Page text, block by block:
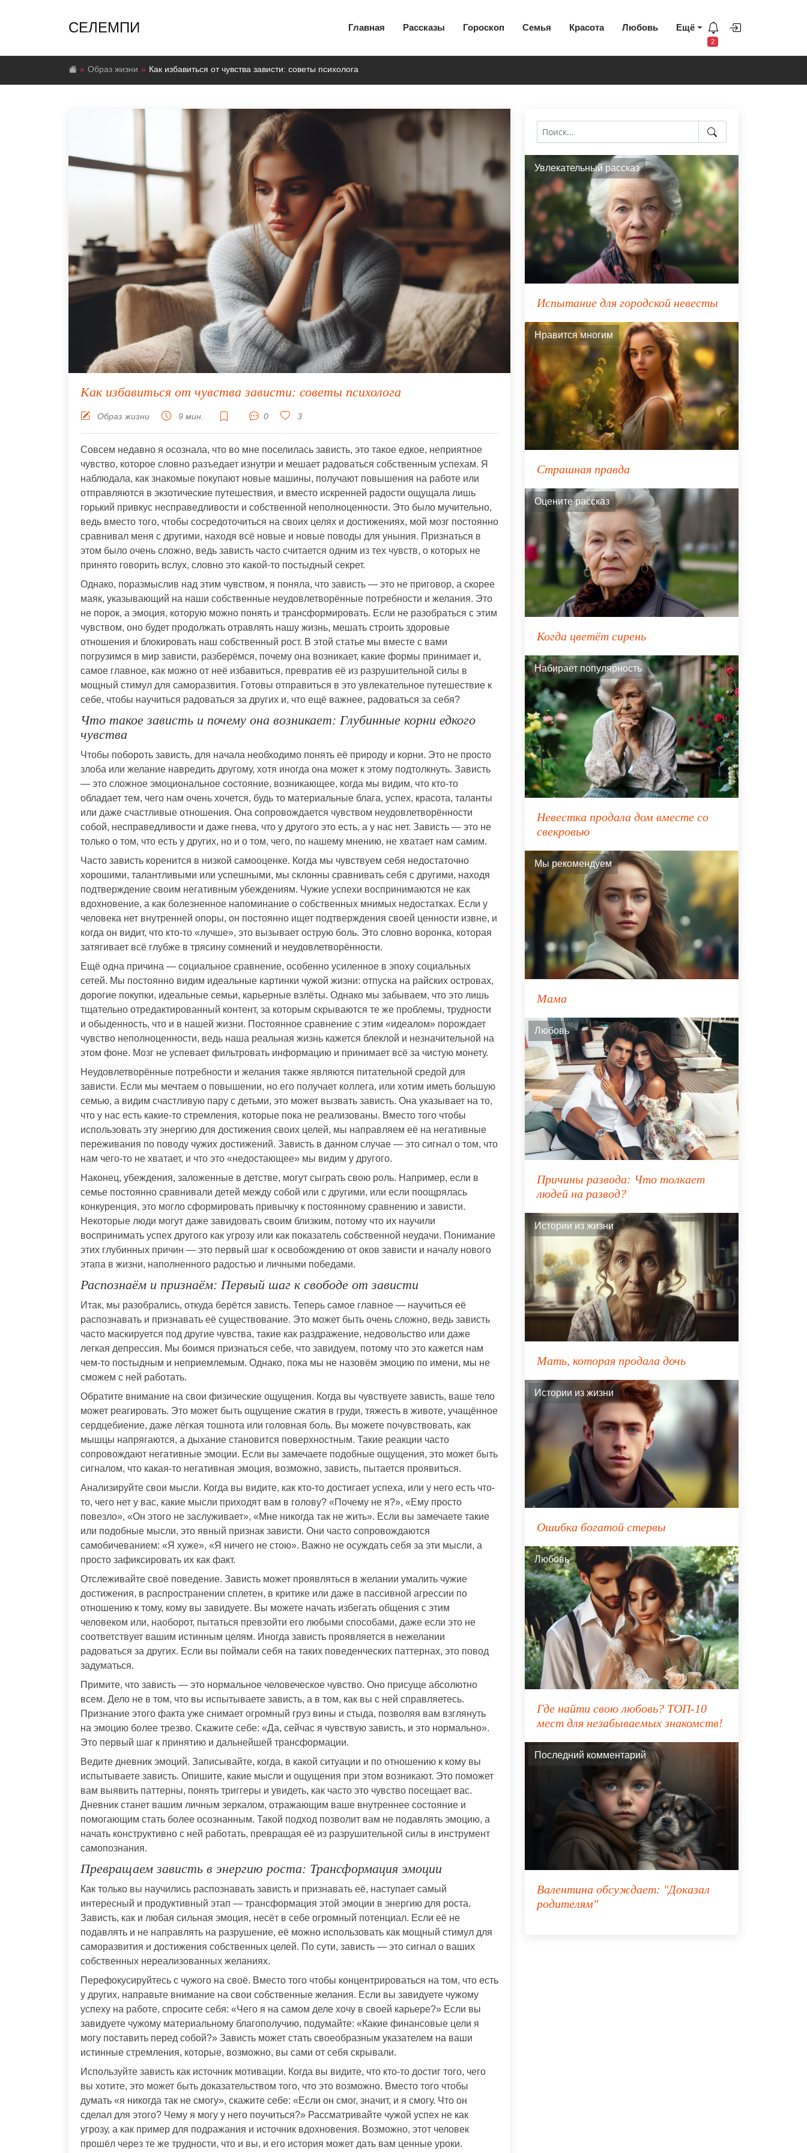
СЕЛЕМПИ Главная Рассказы Гороскоп Семья Красота Любовь Ещё
2
Образ жизни Как избавиться от чувства зависти: советы психолога
Как избавиться от чувства зависти: советы психолога
Образ жизни 9 мин. 0 3
Совсем недавно я осознала, что во мне поселилась зависть, это такое едкое, неприятное
чувство, которое словно разъедает изнутри и мешает радоваться собственным успехам. Я
наблюдала, как знакомые покупают новые машины, получают повышения на работе или
отправляются в экзотические путешествия, и вместо искренней радости ощущала лишь
горький привкус несправедливости и собственной неполноценности. Это было мучительно,
ведь вместо того, чтобы сосредоточиться на своих целях и достижениях, мой мозг постоянно
сравнивал меня с другими, находя всё новые и новые поводы для уныния. Признаться в
этом было очень сложно, ведь зависть часто считается одним из тех чувств, о которых не
принято говорить вслух, словно это какой-то постыдный секрет.
Однако, поразмыслив над этим чувством, я поняла, что зависть — это не приговор, а скорее
маяк, указывающий на наши собственные неудовлетворённые потребности и желания. Это
не порок, а эмоция, которую можно понять и трансформировать. Если не разобраться с этим
чувством, оно будет продолжать отравлять нашу жизнь, мешать строить здоровые
отношения и блокировать наш собственный рост. В этой статье мы вместе с вами
погрузимся в мир зависти, разберёмся, почему она возникает, какие формы принимает и,
самое главное, как можно от неё избавиться, превратив её из разрушительной силы в
мощный стимул для саморазвития. Готовы отправиться в это увлекательное путешествие к
себе, чтобы научиться радоваться за других и, что ещё важнее, радоваться за себя?
Что такое зависть и почему она возникает: Глубинные корни едкого
чувства
Чтобы побороть зависть, для начала необходимо понять её природу и корни. Это не просто
злоба или желание навредить другому, хотя иногда она может к этому подтолкнуть. Зависть
— это сложное эмоциональное состояние, возникающее, когда мы видим, что кто-то
обладает тем, чего нам очень хочется, будь то материальные блага, успех, красота, таланты
или даже счастливые отношения. Она сопровождается чувством неудовлетворённости
собой, несправедливости и даже гнева, что у другого это есть, а у нас нет. Зависть — это не
только о том, что есть у других, но и о том, чего, по нашему мнению, не хватает нам самим.
Часто зависть коренится в низкой самооценке. Когда мы чувствуем себя недостаточно
хорошими, талантливыми или успешными, мы склонны сравнивать себя с другими, находя
подтверждение своим негативным убеждениям. Чужие успехи воспринимаются не как
вдохновение, а как болезненное напоминание о собственных мнимых недостатках. Если у
человека нет внутренней опоры, он постоянно ищет подтверждения своей ценности извне, и
когда он видит, что кто-то «лучше», это вызывает острую боль. Это словно воронка, которая
затягивает всё глубже в трясину сомнений и неудовлетворённости.
Ещё одна причина — социальное сравнение, особенно усиленное в эпоху социальных
сетей. Мы постоянно видим идеальные картинки чужой жизни: отпуска на райских островах,
дорогие покупки, идеальные семьи, карьерные взлёты. Однако мы забываем, что это лишь
тщательно отредактированный контент, за которым скрываются те же проблемы, трудности
и обыденность, что и в нашей жизни. Постоянное сравнение с этим «идеалом» порождает
чувство неполноценности, ведь наша реальная жизнь кажется блеклой и незначительной на
этом фоне. Мозг не успевает фильтровать информацию и принимает всё за чистую монету.
Неудовлетворённые потребности и желания также являются питательной средой для
зависти. Если мы мечтаем о повышении, но его получает коллега, или хотим иметь большую
семью, а видим счастливую пару с детьми, это может вызвать зависть. Она указывает на то,
что у нас есть какие-то стремления, которые пока не реализованы. Вместо того чтобы
использовать эту энергию для достижения своих целей, мы направляем её на негативные
переживания по поводу чужих достижений. Зависть в данном случае — это сигнал о том, что
нам чего-то не хватает, и что это «недостающее» мы видим у другого.
Наконец, убеждения, заложенные в детстве, могут сыграть свою роль. Например, если в
семье постоянно сравнивали детей между собой или с другими, или если поощрялась
конкуренция, это могло сформировать привычку к постоянному сравнению и зависти.
Некоторые люди могут даже завидовать своим близким, потому что их научили
воспринимать успех другого как угрозу или как показатель собственной неудачи. Понимание
этих глубинных причин — это первый шаг к освобождению от оков зависти и началу нового
этапа в жизни, наполненного радостью и личными победами.
Распознаём и признаём: Первый шаг к свободе от зависти
Итак, мы разобрались, откуда берётся зависть. Теперь самое главное — научиться её
распознавать и признавать её существование. Это может быть очень сложно, ведь зависть
часто маскируется под другие чувства, такие как раздражение, недовольство или даже
легкая депрессия. Мы боимся признаться себе, что завидуем, потому что это кажется нам
чем-то постыдным и неприемлемым. Однако, пока мы не назовём эмоцию по имени, мы не
сможем с ней работать.
Обратите внимание на свои физические ощущения. Когда вы чувствуете зависть, ваше тело
может реагировать. Это может быть ощущение сжатия в груди, тяжесть в животе, учащённое
сердцебиение, даже лёгкая тошнота или головная боль. Вы можете почувствовать, как
мышцы напрягаются, а дыхание становится поверхностным. Такие реакции часто
сопровождают негативные эмоции. Если вы замечаете подобные ощущения, это может быть
сигналом, что какая-то негативная эмоция, возможно, зависть, пытается проявиться.
Анализируйте свои мысли. Когда вы видите, как кто-то достигает успеха, или у него есть что-
то, чего нет у вас, какие мысли приходят вам в голову? «Почему не я?», «Ему просто
повезло», «Он этого не заслуживает», «Мне никогда так не жить». Если вы замечаете такие
или подобные мысли, это явный признак зависти. Они часто сопровождаются
самобичеванием: «Я хуже», «Я ничего не стою». Важно не осуждать себя за эти мысли, а
просто зафиксировать их как факт.
Отслеживайте своё поведение. Зависть может проявляться в желании умалить чужие
достижения, в распространении сплетен, в критике или даже в пассивной агрессии по
отношению к тому, кому вы завидуете. Вы можете начать избегать общения с этим
человеком или, наоборот, пытаться превзойти его любыми способами, даже если это не
соответствует вашим истинным целям. Иногда зависть проявляется в нежелании
радоваться за других. Если вы поймали себя на таких поведенческих паттернах, это повод
задуматься.
Примите, что зависть — это нормальное человеческое чувство. Оно присуще абсолютно
всем. Дело не в том, что вы испытываете зависть, а в том, как вы с ней справляетесь.
Признание этого факта уже снимает огромный груз вины и стыда, позволяя вам взглянуть
на эмоцию более трезво. Скажите себе: «Да, сейчас я чувствую зависть, и это нормально».
Это первый шаг к принятию и дальнейшей трансформации.
Ведите дневник эмоций. Записывайте, когда, в какой ситуации и по отношению к кому вы
испытываете зависть. Опишите, какие мысли и ощущения при этом возникают. Это поможет
вам выявить паттерны, понять триггеры и увидеть, как часто это чувство посещает вас.
Дневник станет вашим личным зеркалом, отражающим ваше внутреннее состояние и
помогающим стать более осознанным. Такой подход позволит вам не подавлять эмоцию, а
начать конструктивно с ней работать, превращая её из разрушительной силы в инструмент
самопознания.
Превращаем зависть в энергию роста: Трансформация эмоции
Как только вы научились распознавать зависть и признавать её, наступает самый
интересный и продуктивный этап — трансформация этой эмоции в энергию для роста.
Зависть, как и любая сильная эмоция, несёт в себе огромный потенциал. Если её не
подавлять и не направлять на разрушение, её можно использовать как мощный стимул для
саморазвития и достижения собственных целей. По сути, зависть — это сигнал о ваших
собственных нереализованных желаниях.
Перефокусируйтесь с чужого на своё. Вместо того чтобы концентрироваться на том, что есть
у других, направьте внимание на свои собственные желания. Если вы завидуете чужому
успеху на работе, спросите себя: «Чего я на самом деле хочу в своей карьере?» Если вы
завидуете чужому материальному благополучию, подумайте: «Какие финансовые цели я
могу поставить перед собой?» Зависть может стать своеобразным указателем на ваши
истинные стремления, которые, возможно, вы сами от себя скрывали.
Используйте зависть как источник мотивации. Когда вы видите, что кто-то достиг того, чего
вы хотите, это может быть доказательством того, что это возможно. Вместо того чтобы
думать «я никогда так не смогу», скажите себе: «Если он смог, значит, и я смогу. Что он
сделал для этого? Чему я могу у него поучиться?» Рассматривайте чужой успех не как
угрозу, а как пример для подражания и источник вдохновения. Возможно, этот человек
прошёл через те же трудности, что и вы, и его история может дать вам ценные уроки.
Увлекательный рассказ
Испытание для городской невесты
Нравится многим
Страшная правда
Оцените рассказ
Когда цветёт сирень
Набирает популярность
Невестка продала дом вместе со
свекровью
Мы рекомендуем
Мама
Любовь
Причины развода: Что толкает
людей на развод?
Истории из жизни
Мать, которая продала дочь
Истории из жизни
Ошибка богатой стервы
Любовь
Где найти свою любовь? ТОП-10
мест для незабываемых знакомств!
Последний комментарий
Валентина обсуждает: "Доказал
родителям"